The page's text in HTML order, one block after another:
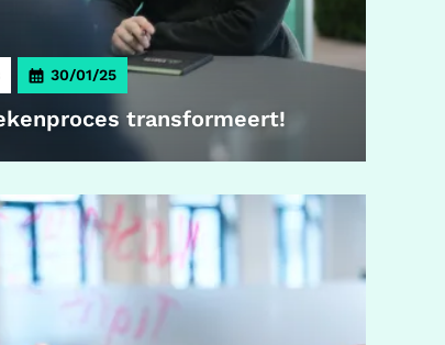
30/01/25
transformeert!